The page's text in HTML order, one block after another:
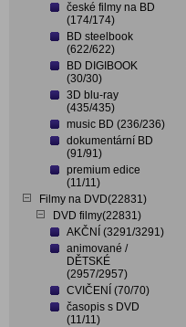
české filmy na BD
(174/174)
BD steelbook
(622/622)
BD DIGIBOOK
(30/30)
3D blu-ray
(435/435)
music BD (236/236)
dokumentární BD
(91/91)
premium edice
(11/11)
Filmy na DVD(22831)
DVD filmy(22831)
AKČNÍ (3291/3291)
animované /
DĚTSKÉ
(2957/2957)
CVIČENÍ (70/70)
časopis s DVD
(11/11)